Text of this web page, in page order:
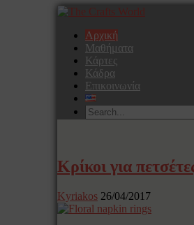
Αρχική
Μαθήματα
Κάρτες
Κάδρα
Επικοινωνία
Κρίκοι για
Kyriakos 26/04/2017